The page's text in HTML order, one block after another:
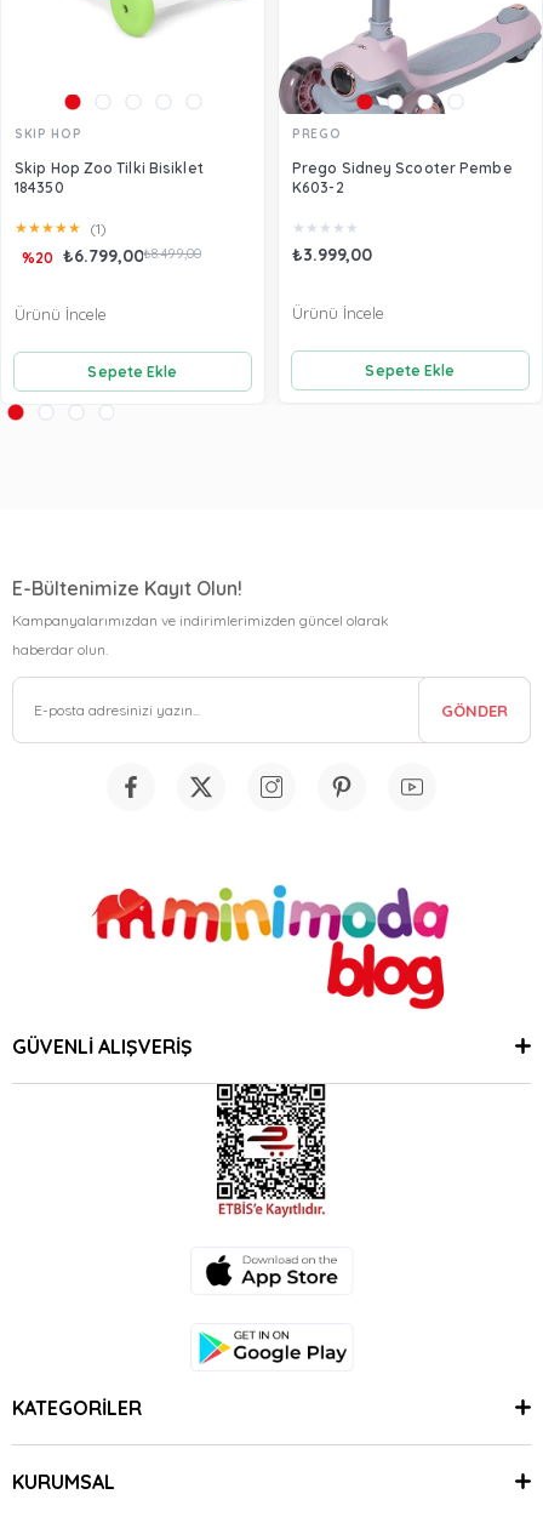
SKIP HOP
Skip Hop Zoo Tilki Bisiklet
184350
★★★★★ (1)
₺6.799,00₺8.499,00
%20
Sepete Ekle
Ürünü İncele
PREGO
Prego Sidney Scooter Pembe
K603-2
★ ★ ★ ★ ★
₺3.999,00
Sepete Ekle
Ürünü İncele
E-Bültenimize Kayıt Olun!
Kampanyalarımızdan ve indirimlerimizden güncel olarak
haberdar olun.
GÖNDER
GÜVENLİ ALIŞVERİŞ
KATEGORİLER
KURUMSAL